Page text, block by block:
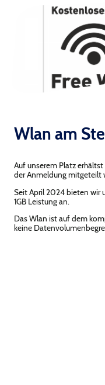
Wlan am
Auf unserem Platz
der Anmeldung mitgeteilt
Seit April 2024 bieten wir
1GB Leistung an.
Das Wlan ist auf dem
keine